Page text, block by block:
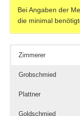
Bei Angaben der
die minimal
Zimmerer
Grobschmied
Plattner
Goldschmied